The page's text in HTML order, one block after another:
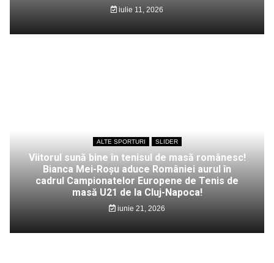
iulie 11, 2026
ALTE SPORTURI SLIDER
Viitorul sună bine în tenisul de masă românesc!
Bianca Mei-Roșu aduce României aurul în
cadrul Campionatelor Europene de Tenis de
masă U21 de la Cluj-Napoca!
iunie 21, 2026